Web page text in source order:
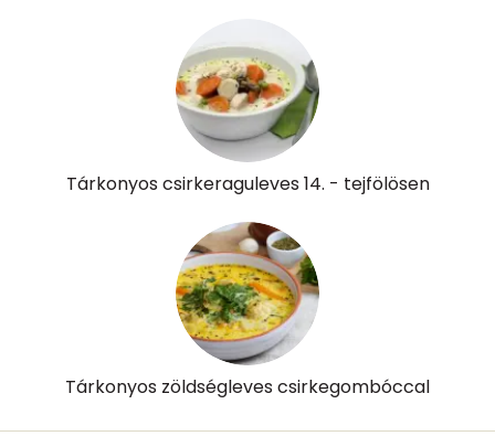
Tárkonyos csirkeraguleves 14. - tejfölösen
Tárkonyos zöldségleves csirkegombóccal